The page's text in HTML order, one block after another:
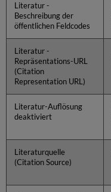
Literatur -
Beschreibung der
öffentlichen Feldcodes
Literatur -
Repräsentations-URL
(Citation
Representation URL)
Literatur-Auflösung
deaktiviert
Literaturquelle
(Citation Source)